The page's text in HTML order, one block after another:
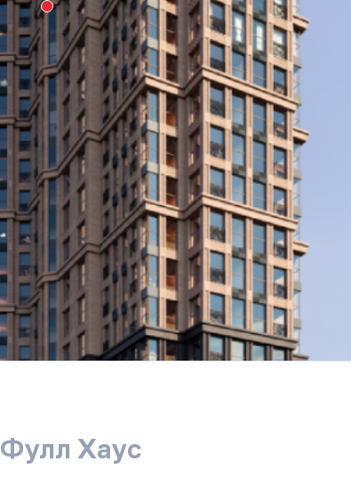
Фулл Хаус